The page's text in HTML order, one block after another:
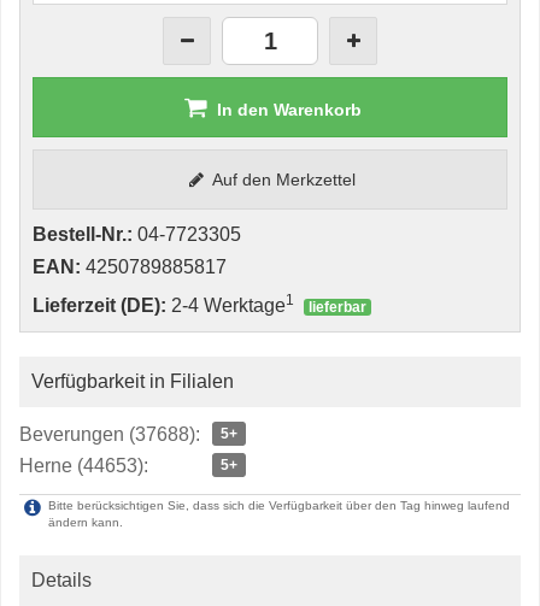
In den Warenkorb
Auf den Merkzettel
Bestell-Nr.: 04-7723305
EAN: 4250789885817
Lieferzeit (DE): 2-4 Werktage1 lieferbar
Verfügbarkeit in Filialen
Beverungen (37688): 5+
Herne (44653): 5+
Bitte berücksichtigen Sie, dass sich die Verfügbarkeit über den Tag hinweg laufend
ändern kann.
Details